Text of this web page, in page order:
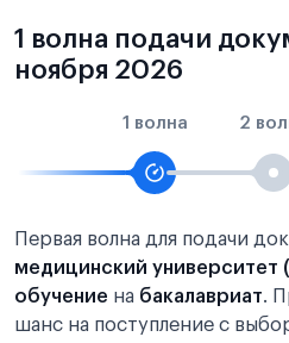
1 волна подачи
ноября 2026
1 волна 2
Первая волна для подачи
медицинский университет
обучение на бакалавриат.
шанс на поступление с